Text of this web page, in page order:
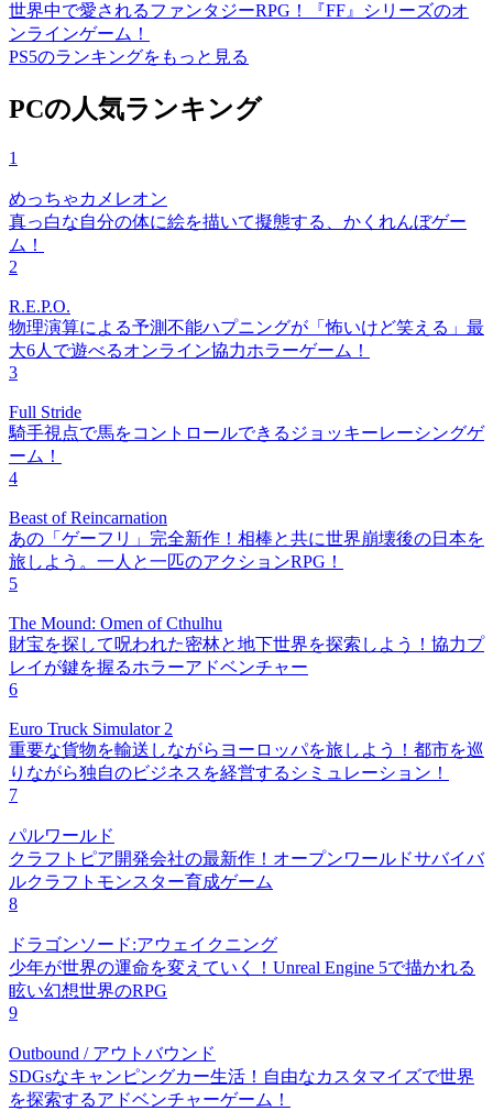
世界中で愛されるファンタジーRPG！『FF』シリーズのオ
ンラインゲーム！
PS5のランキングをもっと見る
PCの人気ランキング
1
めっちゃカメレオン
真っ白な自分の体に絵を描いて擬態する、かくれんぼゲー
ム！
2
R.E.P.O.
物理演算による予測不能ハプニングが「怖いけど笑える」最
大6人で遊べるオンライン協力ホラーゲーム！
3
Full Stride
騎手視点で馬をコントロールできるジョッキーレーシングゲ
ーム！
4
Beast of Reincarnation
あの「ゲーフリ」完全新作！相棒と共に世界崩壊後の日本を
旅しよう。一人と一匹のアクションRPG！
5
The Mound: Omen of Cthulhu
財宝を探して呪われた密林と地下世界を探索しよう！協力プ
レイが鍵を握るホラーアドベンチャー
6
Euro Truck Simulator 2
重要な貨物を輸送しながらヨーロッパを旅しよう！都市を巡
りながら独自のビジネスを経営するシミュレーション！
7
パルワールド
クラフトピア開発会社の最新作！オープンワールドサバイバ
ルクラフトモンスター育成ゲーム
8
ドラゴンソード:アウェイクニング
少年が世界の運命を変えていく！Unreal Engine 5で描かれる
眩い幻想世界のRPG
9
Outbound / アウトバウンド
SDGsなキャンピングカー生活！自由なカスタマイズで世界
を探索するアドベンチャーゲーム！